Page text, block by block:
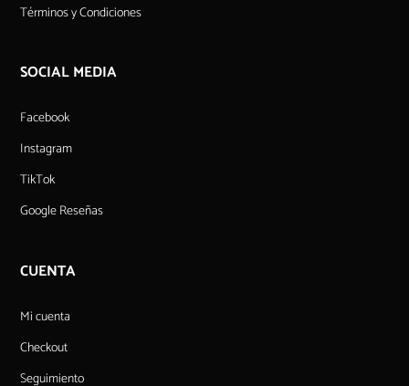
Términos y Condiciones
SOCIAL MEDIA
Facebook
Instagram
TikTok
Google Reseñas
CUENTA
Mi cuenta
Checkout
Seguimiento